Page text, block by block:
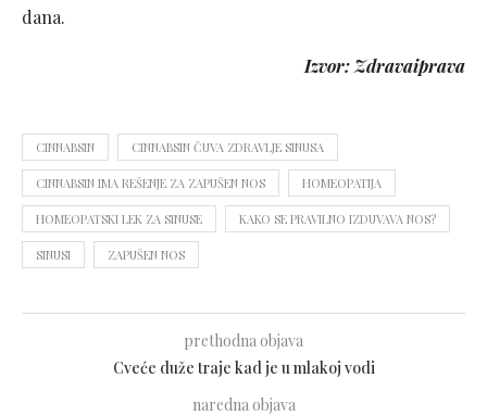
dana.
Izvor: Zdravaiprava
CINNABSIN CINNABSIN ČUVA ZDRAVLJE SINUSA
CINNABSIN IMA REŠENJE ZA ZAPUŠEN NOS HOMEOPATIJA
HOMEOPATSKI LEK ZA SINUSE KAKO SE PRAVILNO IZDUVAVA NOS?
SINUSI ZAPUŠEN NOS
prethodna objava
Cveće duže traje kad je u mlakoj vodi
naredna objava